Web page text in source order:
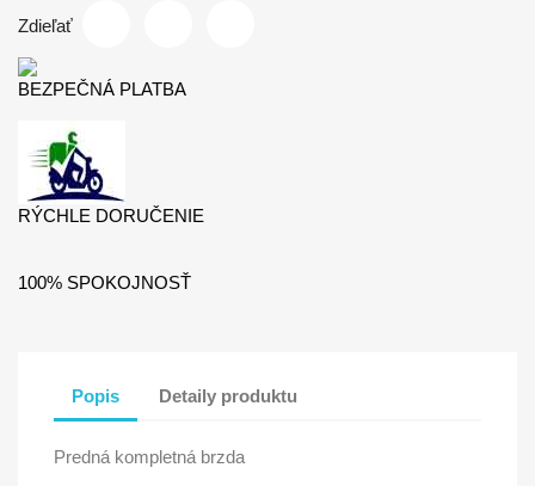
Zdieľať
BEZPEČNÁ PLATBA
RÝCHLE DORUČENIE
100% SPOKOJNOSŤ
Popis Detaily produktu
Predná kompletná brzda